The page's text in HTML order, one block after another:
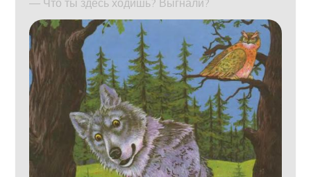
— Что ты здесь ходишь? Выгнали?